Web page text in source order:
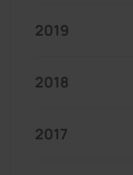
2019
2018
2017